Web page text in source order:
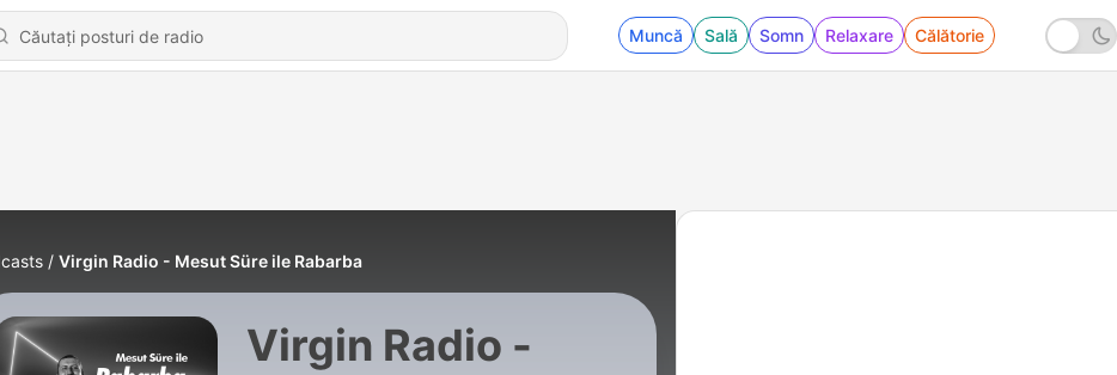
Muncă Sală Somn Relaxare Călătorie
Virgin Radio - Mesut Süre ile Rabarba
Virgin Radio -